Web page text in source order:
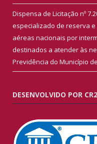
Dispensa de Licitação nº
especializado de reserva
aéreas nacionais por
destinados a atender às
Previdência do Município
DESENVOLVIDO POR CR2